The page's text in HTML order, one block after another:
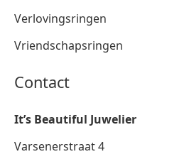
Verlovingsringen
Vriendschapsringen
Contact
It’s Beautiful Juwelier
Varsenerstraat 4